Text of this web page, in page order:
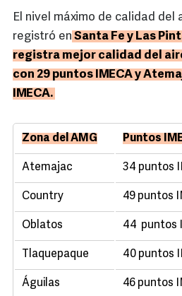
El nivel máximo de calidad del
registró en Santa Fe y Las
registra mejor calidad del
con 29 puntos IMECA y
IMECA.
Zona del AMG Puntos
Atemajac 34 puntos
Country 49 puntos
Oblatos 44 puntos
Tlaquepaque 40 puntos
Águilas 46 puntos